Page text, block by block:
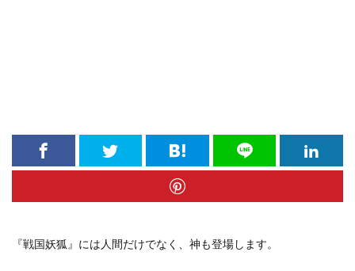
『戦国妖狐』には人間だけでなく、神も登場します。